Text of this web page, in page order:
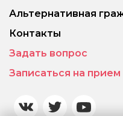
Альтернативная
Контакты
Задать вопрос
Записаться на прием